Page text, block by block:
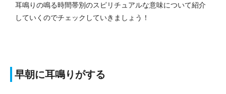
耳鳴りの鳴る時間帯別のスピリチュアルな意味について紹介
していくのでチェックしていきましょう！
早朝に耳鳴りがする